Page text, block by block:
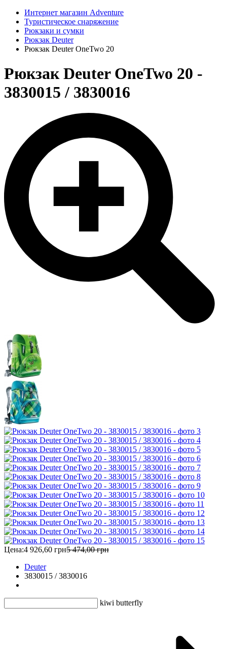
Интернет магазин Adventure
Туристическое снаряжение
Рюкзаки и сумки
Рюкзак Deuter
Рюкзак Deuter OneTwo 20
Рюкзак Deuter OneTwo 20 -
3830015 / 3830016
Цена:4 926,60 грн5 474,00 грн
Deuter
3830015 / 3830016
kiwi butterfly